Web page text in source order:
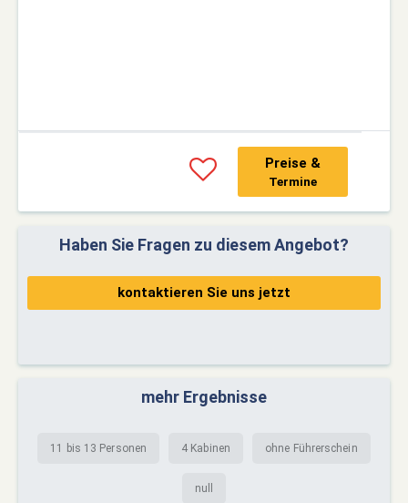
Preise &
Termine
Haben Sie Fragen zu diesem Angebot?
kontaktieren Sie uns jetzt
mehr Ergebnisse
11 bis 13 Personen 4 Kabinen ohne Führerschein
null